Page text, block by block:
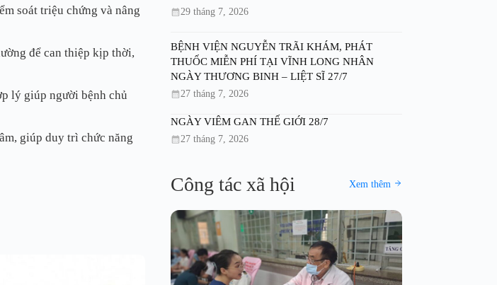
soát triệu chứng và nâng
để can thiệp kịp thời,
lý giúp người bệnh chủ
giúp duy trì chức năng
29 tháng 7, 2026
BỆNH VIỆN NGUYỄN TRÃI KHÁM, PHÁT
THUỐC MIỄN PHÍ TẠI VĨNH LONG NHÂN
NGÀY THƯƠNG BINH – LIỆT SĨ 27/7
27 tháng 7, 2026
NGÀY VIÊM GAN THẾ GIỚI 28/7
27 tháng 7, 2026
Công tác xã hội Xem thêm